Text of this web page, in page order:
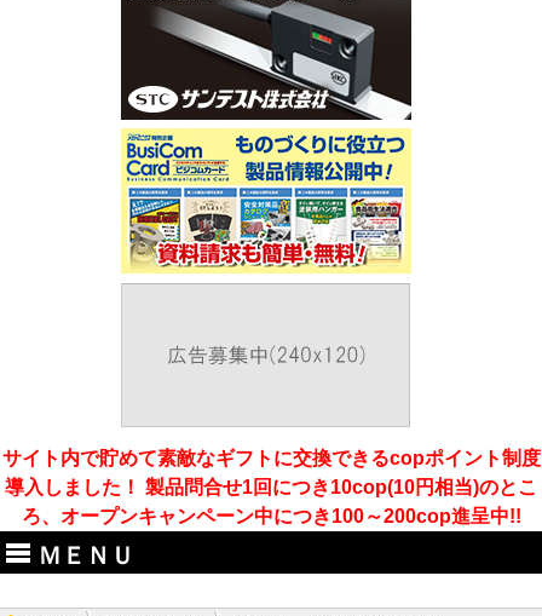
サイト内で貯めて素敵なギフトに交換できるcopポイント制度
導入しました！ 製品問合せ1回につき10cop(10円相当)のとこ
ろ、オープンキャンペーン中につき100～200cop進呈中!!
ＭＥＮＵ